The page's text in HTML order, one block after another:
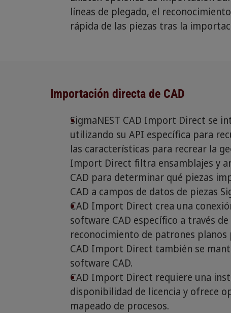
líneas de plegado, el
rápida de las piezas tras la
Importación directa de CAD
SigmaNEST CAD Import Direct se
utilizando su API específica para
las características para recrear la
Import Direct filtra ensamblajes y
CAD para determinar qué piezas
CAD a campos de datos de piezas
CAD Import Direct crea una
software CAD específico a través
reconocimiento de patrones
CAD Import Direct también se
software CAD.
CAD Import Direct requiere una
disponibilidad de licencia y ofrece
mapeado de procesos.